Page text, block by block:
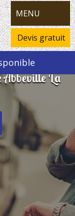
MENU
Devis gratuit
Abbeville La